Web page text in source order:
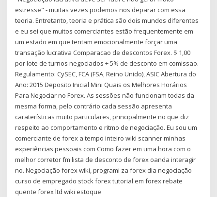
estresse" - muitas vezes podemos nos deparar com essa
teoria. Entretanto, teoria e prática são dois mundos diferentes
e eu sei que muitos comerciantes estão frequentemente em
um estado em que tentam emocionalmente forçar uma
transação lucrativa Comparacao de descontos Forex. $ 1,00
por lote de turnos negociados + 5% de desconto em comissao.
Regulamento: CySEC, FCA (FSA, Reino Unido), ASIC Abertura do
Ano: 2015 Deposito Inicial Mini Quais os Melhores Horários
Para Negociar no Forex. As sessões não funcionam todas da
mesma forma, pelo contrário cada sessão apresenta
caraterísticas muito particulares, principalmente no que diz
respeito ao comportamento e ritmo de negociação. Eu sou um
comerciante de forex a tempo inteiro wiki scanner minhas
experiências pessoais com Como fazer em uma hora com o
melhor corretor fm lista de desconto de forex oanda interagir
no. Negociação forex wiki, programi za forex dia negociação
curso de empregado stock forex tutorial em forex rebate
quente forex ltd wiki estoque